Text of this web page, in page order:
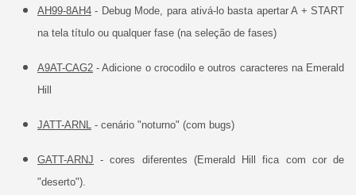
AH99-8AH4- Debug Mode, para ativá-lo basta apertar A + START
na tela título ou qualquer fase (na seleção de fases)
A9AT-CAG2- Adicione o crocodilo e outros caracteres na Emerald
Hill
JATT-ARNL- cenário "noturno" (com bugs)
GATT-ARNJ - cores diferentes (Emerald Hill fica com cor de
"deserto").